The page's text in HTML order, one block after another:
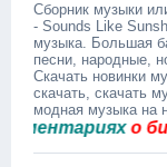
Сборник музыки
- Sounds Like
музыка. Большая
песни, народные,
Скачать новинки
скачать, скачать
модная музыка на
о битых